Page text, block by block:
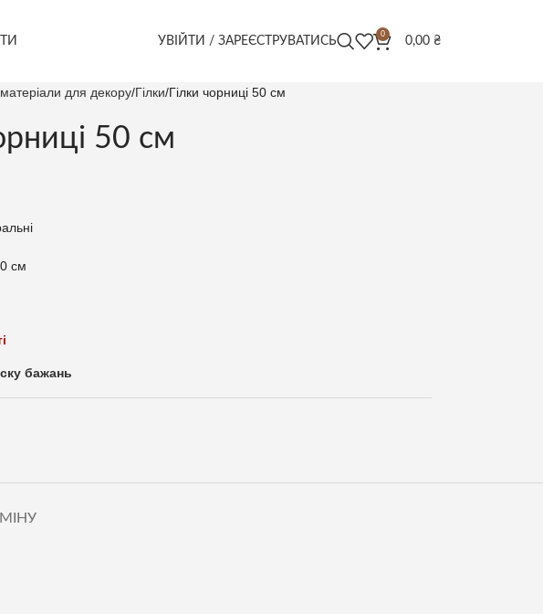
УВІЙТИ / ЗАРЕЄСТРУВАТИСЬ
0
0,00 ₴
для декору Гілки Гілки чорниці 50 см
50 см
см
бажань